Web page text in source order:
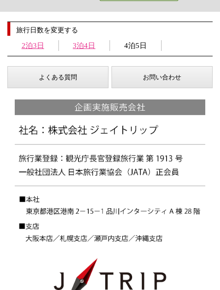
旅行日数を変更する
2泊3日 3泊4日 4泊5日
よくある質問 お問い合わせ